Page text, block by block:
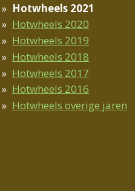
Hotwheels 2021
Hotwheels 2020
Hotwheels 2019
Hotwheels 2018
Hotwheels 2017
Hotwheels 2016
Hotwheels overige jaren